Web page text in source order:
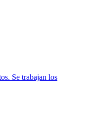
Se trabajan los